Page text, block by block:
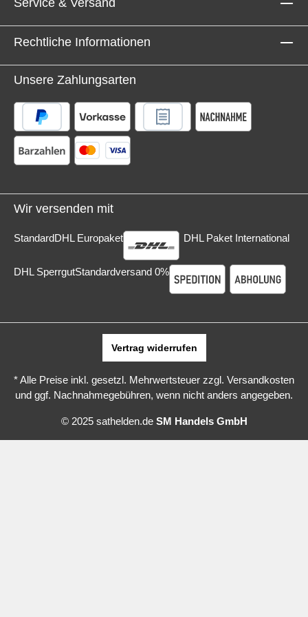
CEE-Kombi-Kupplung + 2x Schutzkontakt-Kupplung
A Artikelzustand Neuware mit Rechnung 2 Jahre
Gewährleistung
Rechtliche Informationen
Unsere Zahlungsarten
Wir versenden mit
StandardDHL Europaket DHL Paket International
DHL SperrgutStandardversand 0%
Vertrag widerrufen
* Alle Preise inkl. gesetzl. Mehrwertsteuer zzgl. Versandkosten
und ggf. Nachnahmegebühren, wenn nicht anders angegeben.
© 2025 sathelden.de SM Handels GmbH